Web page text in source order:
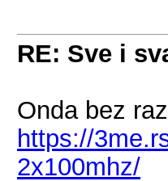
RE: Sve i
Onda bez
https://
2x100mhz/